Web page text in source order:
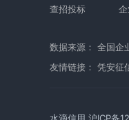
查招投标
数据来源： 全国企
友情链接： 凭安征
水滴信用 沪ICP备